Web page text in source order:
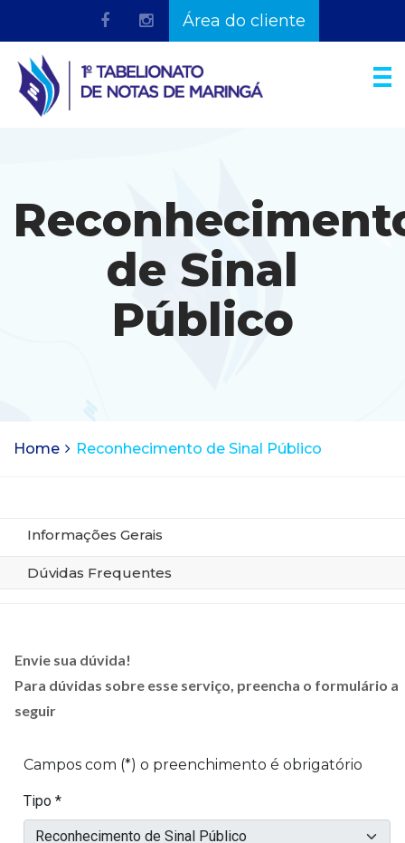
Área do cliente
de Sinal
Público
Home Reconhecimento de Sinal Público
Informações Gerais
Dúvidas Frequentes
Envie sua dúvida!
Para dúvidas sobre esse serviço, preencha o formulário a
seguir